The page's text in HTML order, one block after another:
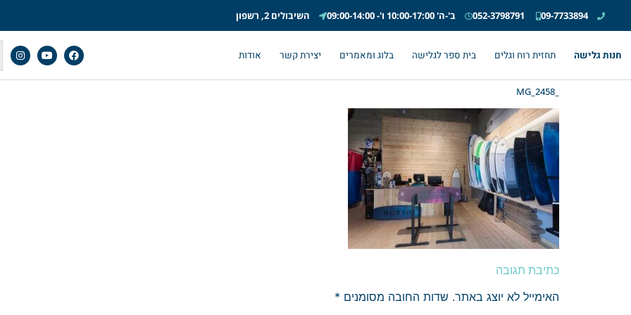
09-7733894
052-3798791 ב'-ה' 10:00-17:00 ו'- 09:00-14:00 השיבולים 2, רשפון
חנות גלישה תחזית רוח וגלים בית ספר לגלישה בלוג ומאמרים יצירת קשר אודות
כתיבת תגובה
האימייל לא יוצג באתר. שדות החובה מסומנים *